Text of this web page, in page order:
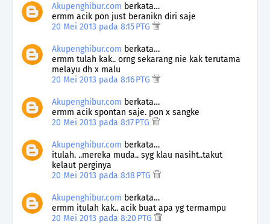
Akupenghibur.com berkata…
ermm acik pon just beranikn diri saje
20 Mei 2013 pada 8:15 PTG
Akupenghibur.com berkata…
ermm tulah kak.. orng sekarang nie kak terutama
melayu dh x malu
20 Mei 2013 pada 8:16 PTG
Akupenghibur.com berkata…
ermm acik spontan saje. pon x sangke
20 Mei 2013 pada 8:17 PTG
Akupenghibur.com berkata…
itulah. ..mereka muda.. syg klau nasiht..takut
kelaut perginya
20 Mei 2013 pada 8:18 PTG
Akupenghibur.com berkata…
ermm itulah kak.. acik buat apa yg termampu
20 Mei 2013 pada 8:20 PTG